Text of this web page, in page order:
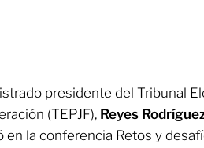
presidente del Tribunal
(TEPJF), Reyes
en la conferencia Retos y